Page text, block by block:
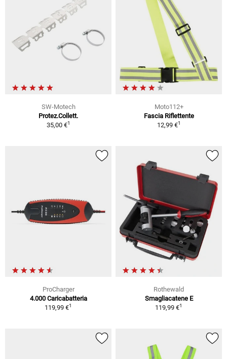
SW-Motech
Protez.Collett.
35,00 €1
Moto112+
Fascia Riflettente
12,99 €1
ProCharger
4.000 Caricabatteria
119,99 €1
Rothewald
Smagliacatene E
119,99 €1